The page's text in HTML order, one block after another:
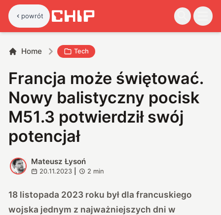
powrót
Home Tech
Francja może świętować.
Nowy balistyczny pocisk
M51.3 potwierdził swój
potencjał
M
Mateusz Łysoń
20.11.2023 2 min
18 listopada 2023 roku był dla francuskiego
wojska jednym z najważniejszych dni w